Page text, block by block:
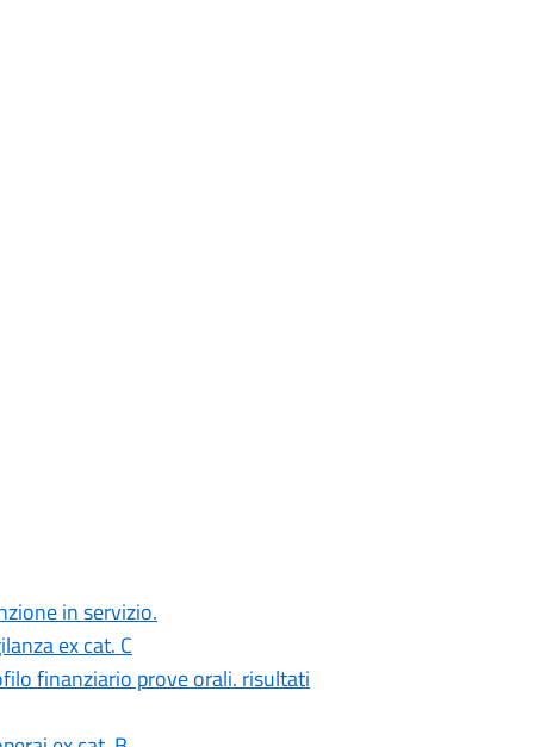
in servizio.
ex cat. C
finanziario prove orali. risultati